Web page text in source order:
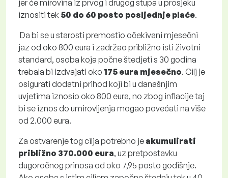
jer će mirovina iz prvog i drugog stupa u prosjeku
iznositi tek 50 do 60 posto posljednje plaće.
Da bi se u starosti premostio očekivani mjesečni
jaz od oko 800 eura i zadržao približno isti životni
standard, osoba koja počne štedjeti s 30 godina
trebala bi izdvajati oko 175 eura mjesečno. Cilj je
osigurati dodatni prihod koji bi u današnjim
uvjetima iznosio oko 800 eura, no zbog inflacije taj
bi se iznos do umirovljenja mogao povećati na više
od 2.000 eura.
Za ostvarenje tog cilja potrebno je akumulirati
približno 370.000 eura, uz pretpostavku
dugoročnog prinosa od oko 7,95 posto godišnje.